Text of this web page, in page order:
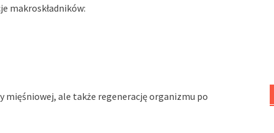
makroskładników:
mięśniowej, ale także regenerację organizmu po